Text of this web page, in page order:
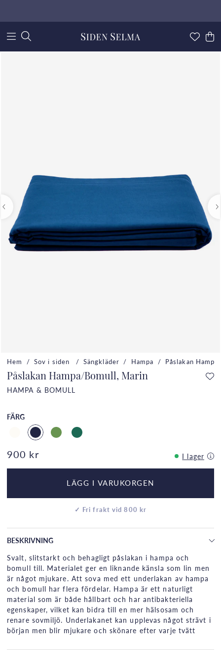
Hem Sov i siden Sängkläder Hampa Påslakan
Påslakan Hampa/Bomull, Marin
HAMPA & BOMULL
FÄRG
900 kr I lager
LÄGG I VARUKORGEN
✓ Fri frakt vid 800 kr
BESKRIVNING
Svalt, slitstarkt och behagligt påslakan i hampa och
bomull till. Materialet ger en liknande känsla som lin men
är något mjukare. Att sova med ett underlakan av hampa
och bomull har flera fördelar. Hampa är ett naturligt
material som är både hållbart och har antibakteriella
egenskaper, vilket kan bidra till en mer hälsosam och
renare sovmiljö. Underlakanet kan upplevas något strävt i
början men blir mjukare och skönare efter varje tvätt